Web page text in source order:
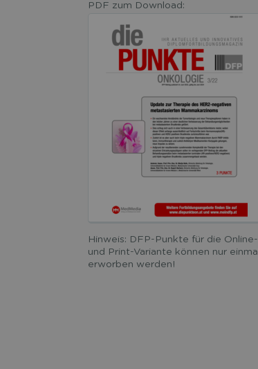
PDF zum Download:
Hinweis: DFP-Punkte für die Online-
und Print-Variante können nur einmal
erworben werden!